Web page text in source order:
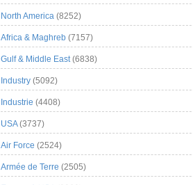
North America (8252)
Africa & Maghreb (7157)
Gulf & Middle East(6838)
Industry (5092)
Industrie (4408)
USA(3737)
Air Force (2524)
Armée de Terre (2505)